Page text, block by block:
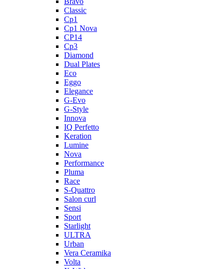
Classic
Cp1
Cp1 Nova
CP14
Cp3
Diamond
Dual Plates
Eco
Eggo
Elegance
G-Evo
G-Style
Innova
IQ Perfetto
Keration
Lumine
Nova
Performance
Pluma
Race
S-Quattro
Salon curl
Sensi
Sport
Starlight
ULTRA
Urban
Vera Ceramika
Volta